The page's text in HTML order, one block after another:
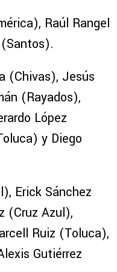
Raúl Rangel
(Chivas), Jesús
(Rayados),
López
y Diego
Erick Sánchez
(Cruz Azul),
Ruiz (Toluca),
Gutiérrez